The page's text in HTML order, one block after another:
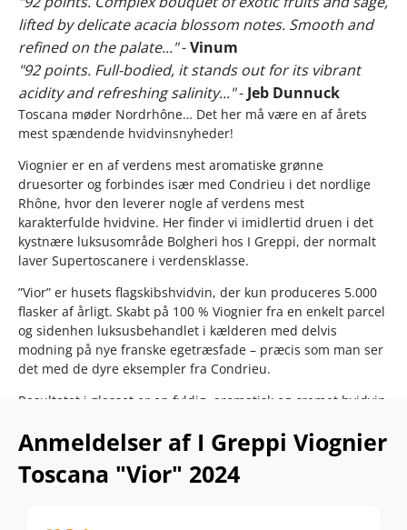
lifted by delicate acacia blossom notes. Smooth and
refined on the palate..."-Vinum
"92 points. Full-bodied, it stands out for its vibrant
acidity and refreshing salinity..."- Jeb Dunnuck
Toscana møder Nordrhône… Det her må være en af årets
mest spændende hvidvinsnyheder!
Viognier er en af verdens mest aromatiske grønne
druesorter og forbindes især med Condrieu i det nordlige
Rhône, hvor den leverer nogle af verdens mest
karakterfulde hvidvine. Her finder vi imidlertid druen i det
kystnære luksusområde Bolgheri hos I Greppi, der normalt
laver Supertoscanere i verdensklasse.
”Vior” er husets flagskibshvidvin, der kun produceres 5.000
flasker af årligt. Skabt på 100 % Viognier fra en enkelt parcel
og sidenhen luksusbehandlet i kælderen med delvis
modning på nye franske egetræsfade – præcis som man ser
det med de dyre eksempler fra Condrieu.
Resultatet i glasset er en fyldig, aromatisk og cremet hvidvin
fantastisk havbrise frisk mineralitet fra Middelhavet. En stor
hvidvin for dyre, der har hang til hvid Rhône eller seriøs
hvid Bourgogne.
Anmeldelser af I Greppi Viognier
Toscana "Vior" 2024